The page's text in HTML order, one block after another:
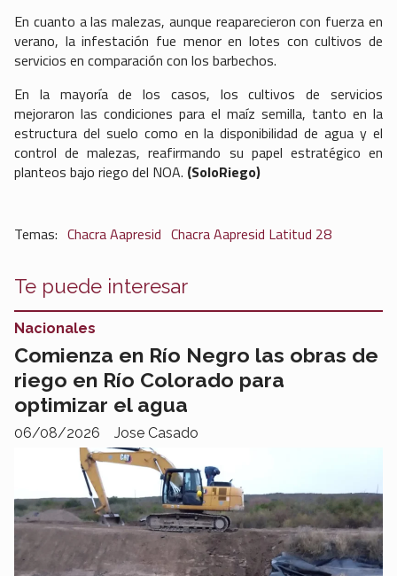
En cuanto a las malezas, aunque reaparecieron con fuerza en
verano, la infestación fue menor en lotes con cultivos de
servicios en comparación con los barbechos.
En la mayoría de los casos, los cultivos de servicios
mejoraron las condiciones para el maíz semilla, tanto en la
estructura del suelo como en la disponibilidad de agua y el
control de malezas, reafirmando su papel estratégico en
planteos bajo riego del NOA. (SoloRiego)
Chacra Aapresid Chacra Aapresid Latitud 28
Te puede interesar
Comienza en Río Negro las obras de
riego en Río Colorado para
optimizar el agua
Jose Casado
Nacionales
06/08/2026